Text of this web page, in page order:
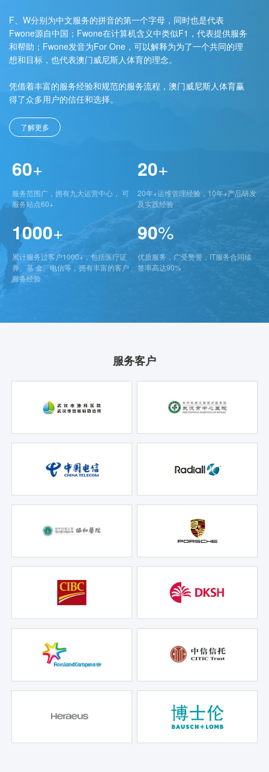
F、W分别为中文服务的拼音的第一个字母，同时也是代表
Fwone源自中国；Fwone在计算机含义中类似F1，代表提供服务
和帮助；Fwone发音为For One，可以解释为为了一个共同的理
想和目标，也代表澳门威尼斯人体育的理念。
凭借着丰富的服务经验和规范的服务流程，澳门威尼斯人体育赢
得了众多用户的信任和选择。
了解更多
60+
服务范围广，拥有九大运营中心， 可
服务站点60+
20+
20年+运维管理经验，10年+产品研发
及实践经验
1000+
累计服务过客户1000+，包括医疗证
券、基 金、电信等，拥有丰富的客户
服务经验
90%
优质服务，广受赞誉，IT服务合同续
签率高达90%
服务客户